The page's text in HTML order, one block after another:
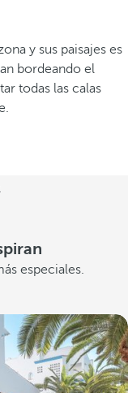
y sus paisajes es
bordeando el
todas las calas
especiales.